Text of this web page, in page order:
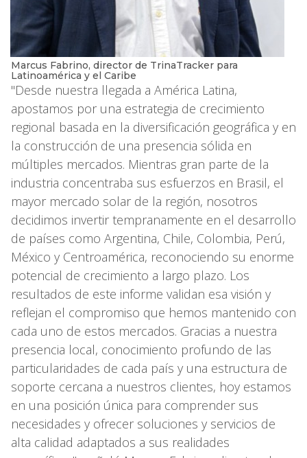
Marcus Fabrino, director de TrinaTracker para
Latinoamérica y el Caribe
"Desde nuestra llegada a América Latina,
apostamos por una estrategia de crecimiento
regional basada en la diversificación geográfica y en
la construcción de una presencia sólida en
múltiples mercados. Mientras gran parte de la
industria concentraba sus esfuerzos en Brasil, el
mayor mercado solar de la región, nosotros
decidimos invertir tempranamente en el desarrollo
de países como Argentina, Chile, Colombia, Perú,
México y Centroamérica, reconociendo su enorme
potencial de crecimiento a largo plazo. Los
resultados de este informe validan esa visión y
reflejan el compromiso que hemos mantenido con
cada uno de estos mercados. Gracias a nuestra
presencia local, conocimiento profundo de las
particularidades de cada país y una estructura de
soporte cercana a nuestros clientes, hoy estamos
en una posición única para comprender sus
necesidades y ofrecer soluciones y servicios de
alta calidad adaptados a sus realidades